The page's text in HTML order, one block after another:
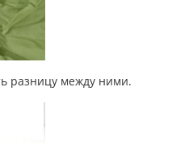
разницу между ними.